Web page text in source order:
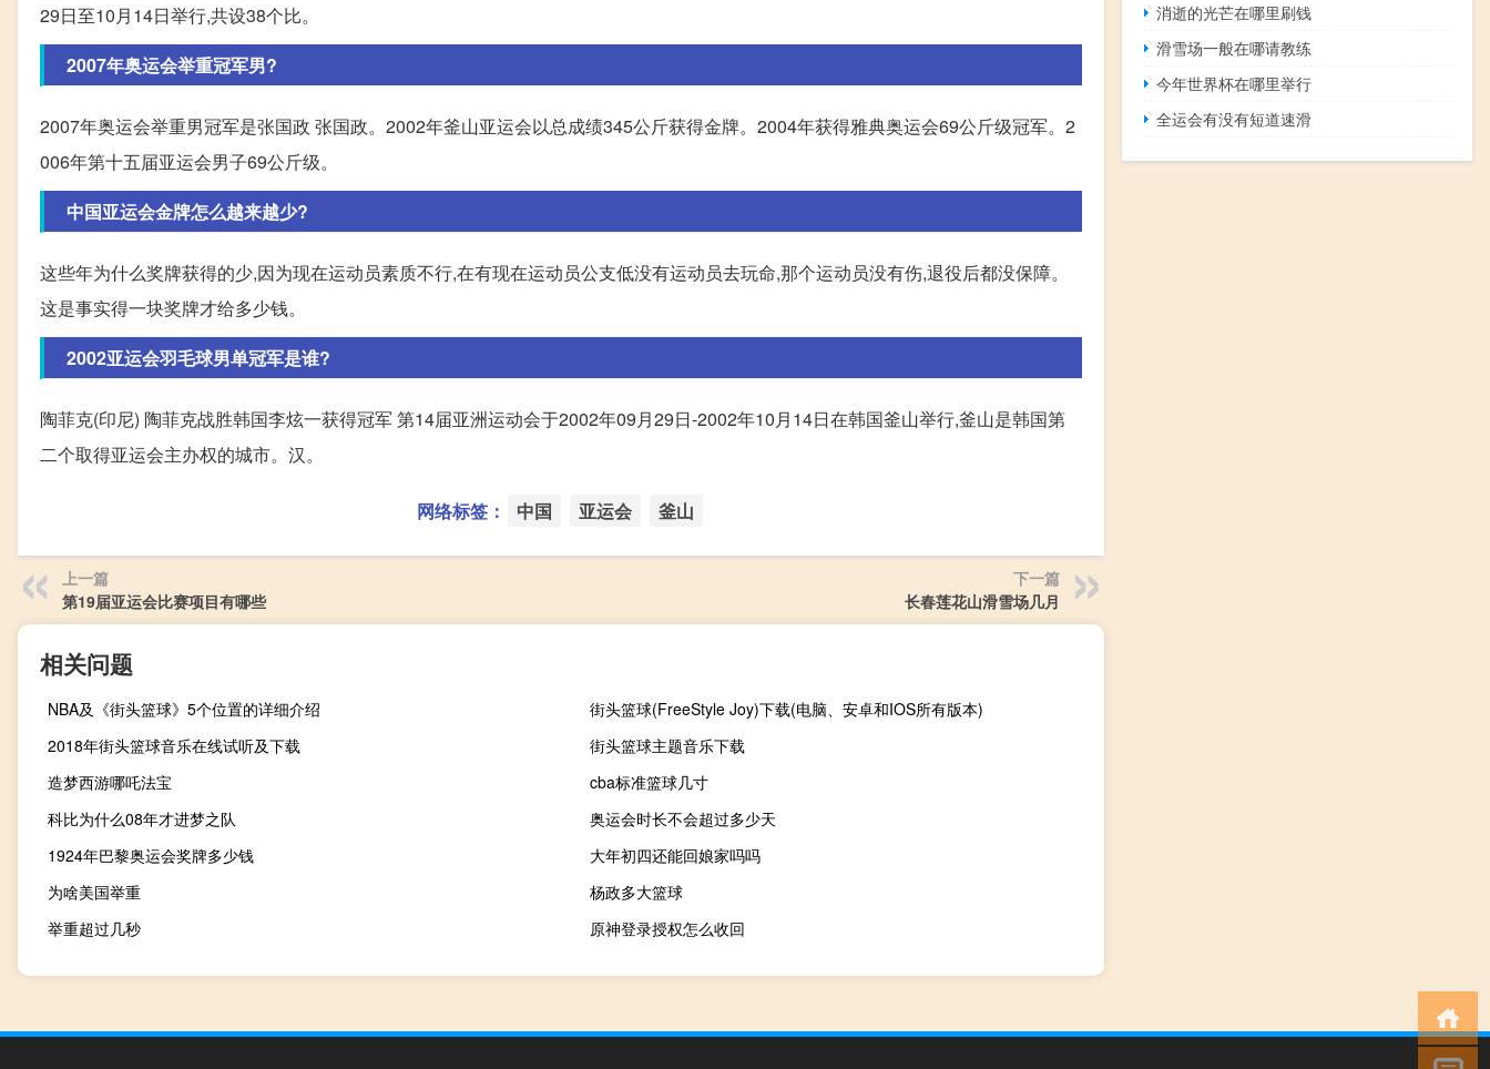
29日至10月14日举行,共设38个比。
2007年奥运会举重冠军男?
2007年奥运会举重男冠军是张国政 张国政。2002年釜山亚运会以总成绩345公斤获得金牌。2004年获得雅典奥运会69公斤级冠军。2
006年第十五届亚运会男子69公斤级。
中国亚运会金牌怎么越来越少?
这些年为什么奖牌获得的少,因为现在运动员素质不行,在有现在运动员公支低没有运动员去玩命,那个运动员没有伤,退役后都没保障。
这是事实得一块奖牌才给多少钱。
2002亚运会羽毛球男单冠军是谁?
陶菲克(印尼) 陶菲克战胜韩国李炫一获得冠军 第14届亚洲运动会于2002年09月29日-2002年10月14日在韩国釜山举行,釜山是韩国第
二个取得亚运会主办权的城市。汉。
网络标签： 中国 亚运会 釜山
上一篇
第19届亚运会比赛项目有哪些
下一篇
长春莲花山滑雪场几月
相关问题
NBA及《街头篮球》5个位置的详细介绍
街头篮球(FreeStyle Joy)下载(电脑、安卓和IOS所有版本)
2018年街头篮球音乐在线试听及下载
街头篮球主题音乐下载
造梦西游哪吒法宝
cba标准篮球几寸
科比为什么08年才进梦之队
奥运会时长不会超过多少天
1924年巴黎奥运会奖牌多少钱
大年初四还能回娘家吗吗
为啥美国举重
杨政多大篮球
举重超过几秒
原神登录授权怎么收回
消逝的光芒在哪里刷钱
滑雪场一般在哪请教练
今年世界杯在哪里举行
全运会有没有短道速滑